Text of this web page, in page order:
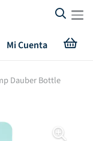
Mi Cuenta
Dauber Bottle